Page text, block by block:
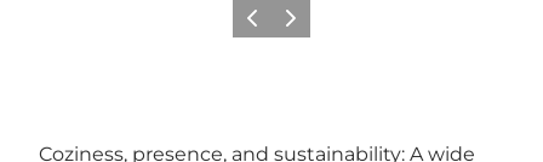
Vorige Volgende
Coziness, presence, and sustainability: A wide